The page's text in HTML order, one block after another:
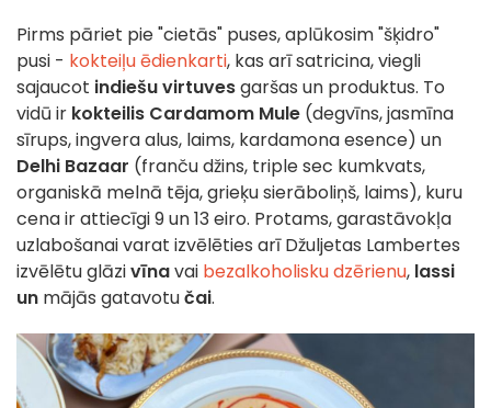
Pirms pāriet pie "cietās" puses, aplūkosim "šķidro"
pusi - kokteiļu ēdienkarti, kas arī satricina, viegli
sajaucot indiešu virtuvesgaršas un produktus. To
vidū ir kokteilis Cardamom Mule (degvīns, jasmīna
sīrups, ingvera alus, laims, kardamona esence) un
Delhi Bazaar (franču džins, triple sec kumkvats,
organiskā melnā tēja, grieķu sierāboliņš, laims), kuru
cena ir attiecīgi 9 un 13 eiro. Protams, garastāvokļa
uzlabošanai varat izvēlēties arī Džuljetas Lambertes
izvēlētu glāzivīnavai bezalkoholisku dzērienu, lassi
un mājās gatavotučai.